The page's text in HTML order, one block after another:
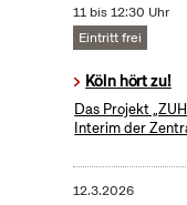
11 bis 12:30 Uhr
Eintritt frei
Köln hört zu!
Das Projekt
Interim der
12.3.2026